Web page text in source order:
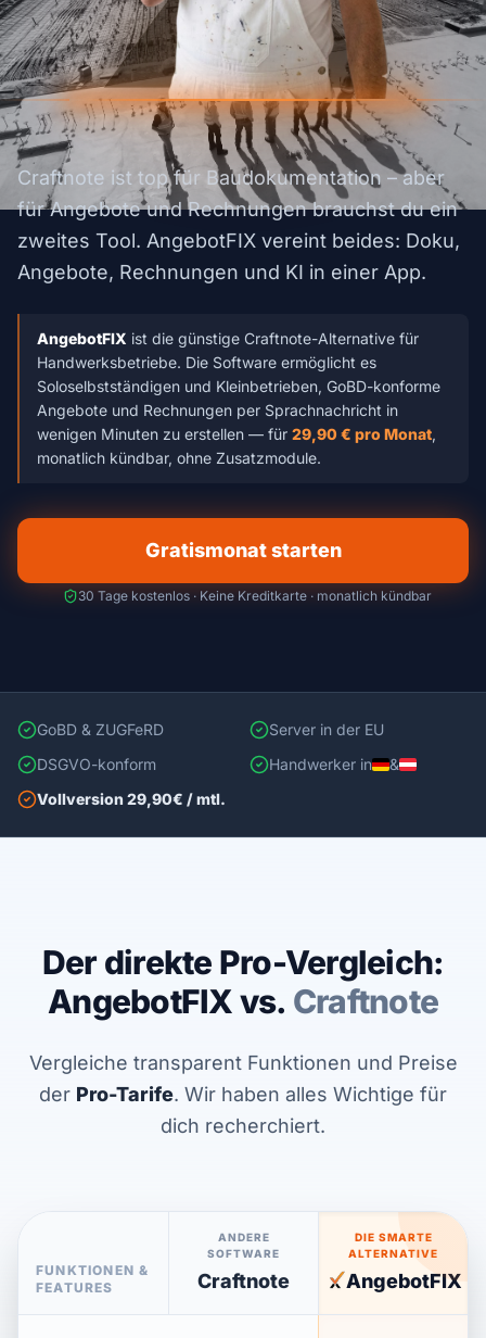
Craftnote ist top für Baudokumentation – aber
für Angebote und Rechnungen brauchst du ein
zweites Tool. AngebotFIX vereint beides: Doku,
Angebote, Rechnungen und KI in einer App.
AngebotFIX ist die günstige Craftnote-Alternative für
Handwerksbetriebe. Die Software ermöglicht es
Soloselbstständigen und Kleinbetrieben, GoBD-konforme
Angebote und Rechnungen per Sprachnachricht in
wenigen Minuten zu erstellen — für 29,90 € pro Monat,
monatlich kündbar, ohne Zusatzmodule.
Gratismonat starten
30 Tage kostenlos · Keine Kreditkarte · monatlich kündbar
GoBD & ZUGFeRD
Server in der EU
DSGVO-konform
Handwerker in
&
Vollversion 29,90€ / mtl.
Der direkte Pro-Vergleich:
AngebotFIX vs. Craftnote
Vergleiche transparent Funktionen und Preise
der Pro-Tarife. Wir haben alles Wichtige für
dich recherchiert.
FUNKTIONEN &
FEATURES
ANDERE
SOFTWARE
Craftnote
DIE SMARTE
ALTERNATIVE
AngebotFIX